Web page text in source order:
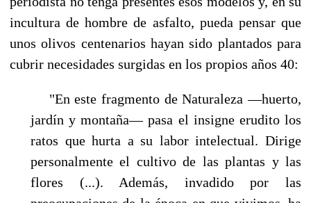
incultu­ra de hombre de asfalto, pueda pensar que
unos olivos centenarios hayan sido plantados para
cubrir necesidades surgidas en los propios años 40:
"En este fragmento de Naturaleza —huerto,
jardín y montaña— pasa el insigne erudito los
ratos que hurta a su labor intelectual. Dirige
personalmente el cultivo de las plantas y las
flores (...). Además, invadido por las